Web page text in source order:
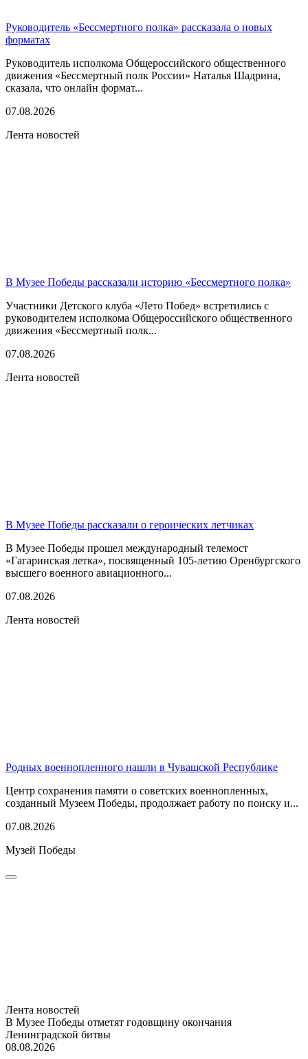
Руководитель «Бессмертного полка» рассказала о новых
форматах
Руководитель исполкома Общероссийского общественного
движения «Бессмертный полк России» Наталья Шадрина,
сказала, что онлайн формат...
07.08.2026
Лента новостей
В Музее Победы рассказали историю «Бессмертного полка»
Участники Детского клуба «Лето Побед» встретились с
руководителем исполкома Общероссийского общественного
движения «Бессмертный полк...
07.08.2026
Лента новостей
В Музее Победы рассказали о героических летчиках
В Музее Победы прошел международный телемост
«Гагаринская летка», посвященный 105-летию Оренбургского
высшего военного авиационного...
07.08.2026
Лента новостей
Родных военнопленного нашли в Чувашской Республике
Центр сохранения памяти о советских военнопленных,
созданный Музеем Победы, продолжает работу по поиску и...
07.08.2026
Музей Победы
Лента новостей
В Музее Победы отметят годовщину окончания
Ленинградской битвы
08.08.2026